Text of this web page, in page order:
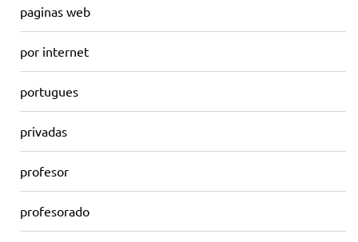
paginas web
por internet
portugues
privadas
profesor
profesorado